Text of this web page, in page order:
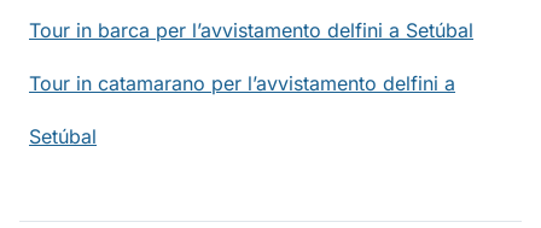
Tour in barca per l’avvistamento delfini a Setúbal
Tour in catamarano per l’avvistamento delfini a
Setúbal